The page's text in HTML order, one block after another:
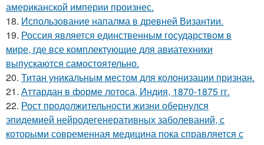
американской империи произнес.
18. Использование напалма в древней Византии.
19. Россия является единственным государством в
мире, где все комплектующие для авиатехники
выпускаются самостоятельно.
20. Титан уникальным местом для колонизации признан.
21. Аттардан в форме лотоса, Индия, 1870-1875 гг.
22. Рост продолжительности жизни обернулся
эпидемией нейродегенеративных заболеваний, с
которыми современная медицина пока справляется с